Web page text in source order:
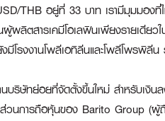
THB อยู่ที่ 33 บาท เรามีมุมมองที่
ลิตสารเคมีโอเลฟินเพียงรายเดีย
รงงานโพลีเอทิลีนและโพลีโพรพิลี
ษัทย่อยที่จัดตั้งขึ้นใหม่ สำหรับเงินล
นการถือหุ้นของ Barito Group (ผู้